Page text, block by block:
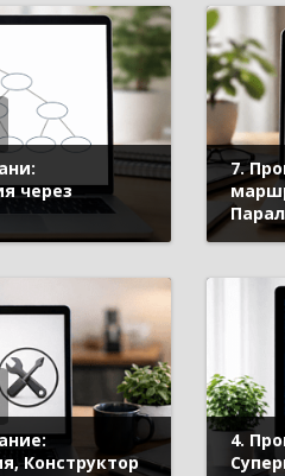
через
7.
Конструктор
4.